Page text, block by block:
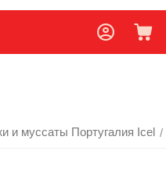
и муссаты Португалия Icel /